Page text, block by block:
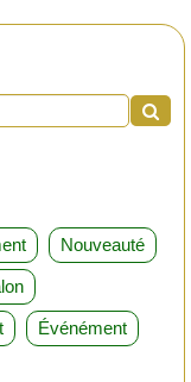
Nouveauté
Événément